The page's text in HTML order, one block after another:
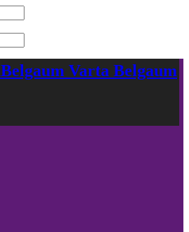
Belgaum Varta Belgaum